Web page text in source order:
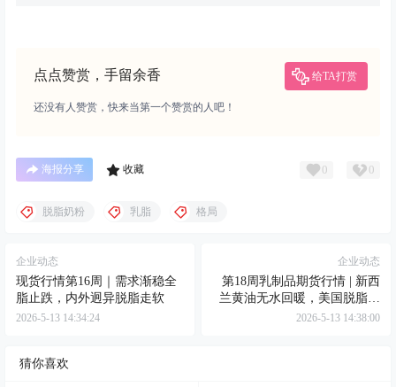
点点赞赏，手留余香 给TA打赏
还没有人赞赏，快来当第一个赞赏的人吧！
海报分享 收藏 0 0
脱脂奶粉 乳脂 格局
企业动态
现货行情第16周｜需求渐稳全
脂止跌，内外迥异脱脂走软
2026-5-13 14:34:24
企业动态
第18周乳制品期货行情 | 新西
兰黄油无水回暖，美国脱脂奶
粉冲顶回落
2026-5-13 14:38:00
猜你喜欢